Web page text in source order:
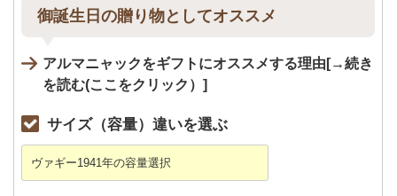
御誕生日の贈り物としてオススメ
アルマニャックをギフトにオススメする理由
サイズ（容量）違いを選ぶ